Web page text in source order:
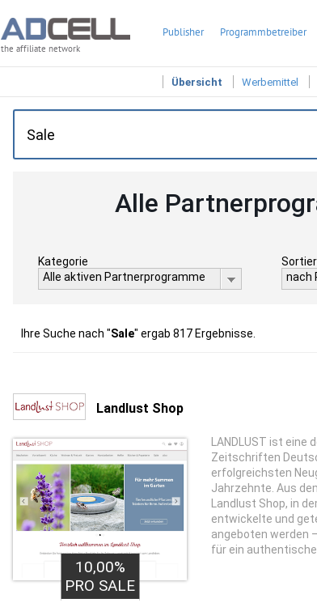
the affiliate network
Publisher Programmbetreiber
Übersicht Werbemittel
Alle
Kategorie
Alle aktiven Partnerprogramme
nach
Ihre Suche nach "Sale" ergab 817 Ergebnisse.
Landlust Shop
10,00%
PRO SALE
LANDLUST ist
Zeitschriften
erfolgreichsten
Jahrzehnte. Aus
Landlust Shop, in
entwickelte und
angeboten werden
für ein